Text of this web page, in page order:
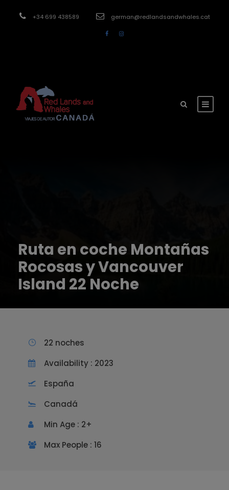
+34 699 438589 german@redlandsandwhales.cat
Ruta en coche Montañas
Rocosas y Vancouver
Island 22 Noche
22 noches
Availability : 2023
España
Canadá
Min Age : 2+
Max People : 16